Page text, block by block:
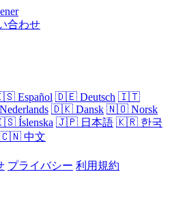
合わせ
Español 🇩🇪 Deutsch 🇮🇹
Nederlands 🇩🇰 Dansk 🇳🇴 Norsk
Íslenska 🇯🇵 日本語 🇰🇷 한국
🇨🇳 中文
プライバシー 利用規約